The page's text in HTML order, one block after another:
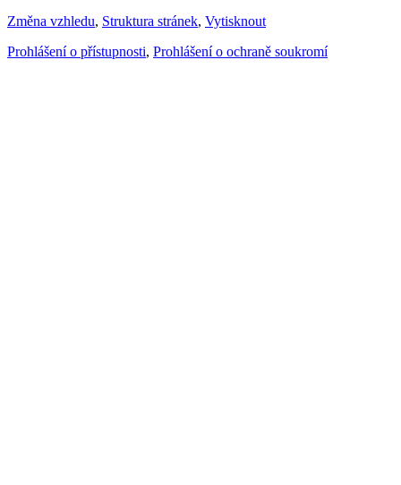
Změna vzhledu, Struktura stránek, Vytisknout
Prohlášení o přístupnosti, Prohlášení o ochraně soukromí